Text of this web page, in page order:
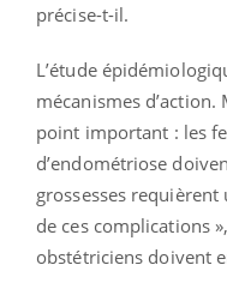
précise-t-il.
L’étude
mécanismes d’action.
point important : les
d’endométriose
grossesses
de ces complications
obstétriciens doivent